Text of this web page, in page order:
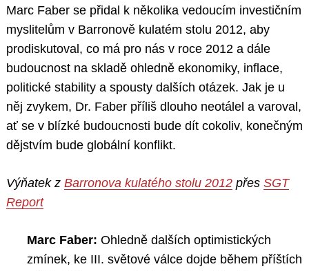
Marc Faber se přidal k několika vedoucím investičním
myslitelům v Barronově kulatém stolu 2012, aby
prodiskutoval, co má pro nás v roce 2012 a dále
budoucnost na skladě ohledně ekonomiky, inflace,
politické stability a spousty dalších otázek. Jak je u
něj zvykem, Dr. Faber příliš dlouho neotálel a varoval,
ať se v blízké budoucnosti bude dít cokoliv, konečným
dějstvím bude globální konflikt.
Výňatek z Barronova kulatého stolu 2012 přes SGT
Report
Marc Faber: Ohledně dalších optimistických
zmínek, ke III. světové válce dojde během příštích